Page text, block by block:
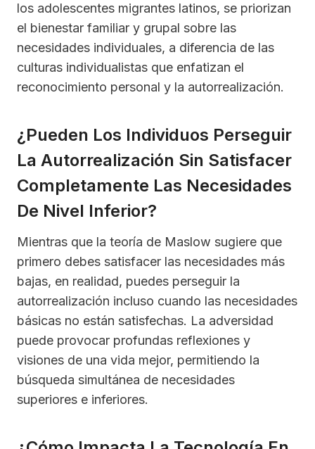
los adolescentes migrantes latinos, se priorizan
el bienestar familiar y grupal sobre las
necesidades individuales, a diferencia de las
culturas individualistas que enfatizan el
reconocimiento personal y la autorrealización.
¿Pueden Los Individuos Perseguir
La Autorrealización Sin Satisfacer
Completamente Las Necesidades
De Nivel Inferior?
Mientras que la teoría de Maslow sugiere que
primero debes satisfacer las necesidades más
bajas, en realidad, puedes perseguir la
autorrealización incluso cuando las necesidades
básicas no están satisfechas. La adversidad
puede provocar profundas reflexiones y
visiones de una vida mejor, permitiendo la
búsqueda simultánea de necesidades
superiores e inferiores.